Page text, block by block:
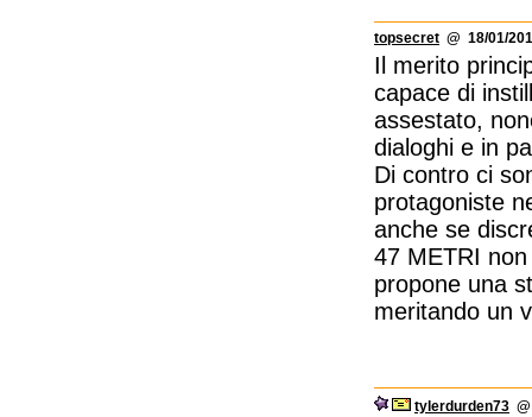
topsecret @ 18/01/
Il merito
capace di
assestato,
dialoghi e in
Di contro ci
protagoniste
anche se
47 METRI
propone una
meritando un
tylerdurden73